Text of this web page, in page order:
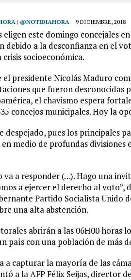
| @NOTIDIAHORA 9 DICIEMBRE, 2018
eligen este domingo concejales
debido a la desconfianza en el
socioeconómica.
el presidente Nicolás Maduro
que fueron desconocidas
el chavismo espera
concejos municipales. Hoy la
despejado, pues los principales
medio de profundas
va a responder (…). Hago una
a ejercer el derecho al voto”,
Partido Socialista Unido
una alta abstención.
abrirán a las 06H00 horas
país con una población de más
a capturar la mayoría de las
a la AFP Félix Seijas, director